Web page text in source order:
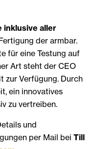
inklusive aller
der armbar.
für eine Testung auf
Art steht der CEO
zur Verfügung. Durch
ein innovatives
zu vertreiben.
und
per Mail bei Till